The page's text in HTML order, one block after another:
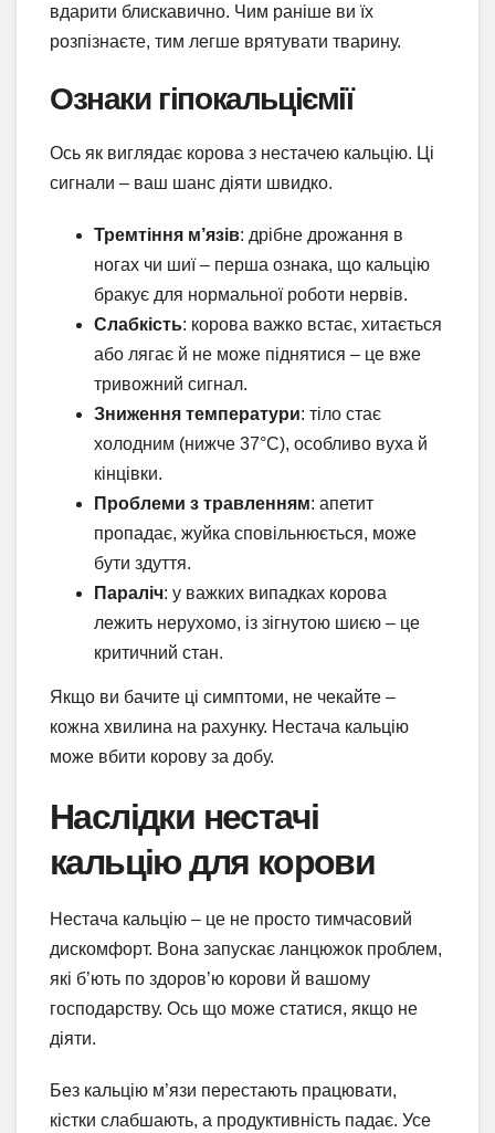
вдарити блискавично. Чим раніше ви їх
розпізнаєте, тим легше врятувати тварину.
Ознаки гіпокальціємії
Ось як виглядає корова з нестачею кальцію. Ці
сигнали – ваш шанс діяти швидко.
Тремтіння м’язів: дрібне дрожання в
ногах чи шиї – перша ознака, що кальцію
бракує для нормальної роботи нервів.
Слабкість: корова важко встає, хитається
або лягає й не може піднятися – це вже
тривожний сигнал.
Зниження температури: тіло стає
холодним (нижче 37°C), особливо вуха й
кінцівки.
Проблеми з травленням: апетит
пропадає, жуйка сповільнюється, може
бути здуття.
Параліч: у важких випадках корова
лежить нерухомо, із зігнутою шиєю – це
критичний стан.
Якщо ви бачите ці симптоми, не чекайте –
кожна хвилина на рахунку. Нестача кальцію
може вбити корову за добу.
Наслідки нестачі
кальцію для корови
Нестача кальцію – це не просто тимчасовий
дискомфорт. Вона запускає ланцюжок проблем,
які б’ють по здоров’ю корови й вашому
господарству. Ось що може статися, якщо не
діяти.
Без кальцію м’язи перестають працювати,
кістки слабшають, а продуктивність падає. Усе